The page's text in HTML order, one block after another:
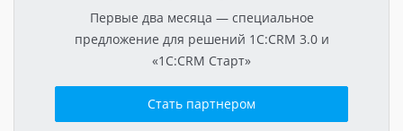
Первые два месяца — специальное
предложение для решений 1C:CRM 3.0 и
«1C:CRM Старт»
Стать партнером